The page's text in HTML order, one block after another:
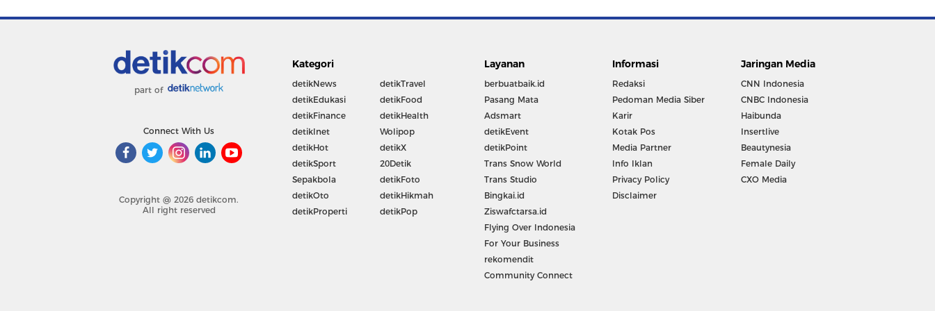
part of
Connect With Us
Copyright @ 2026 detikcom.
All right reserved
Kategori
detikNews
detikEdukasi
detikFinance
detikInet
detikHot
detikSport
Sepakbola
detikOto
detikProperti
detikTravel
detikFood
detikHealth
Wolipop
detikX
20Detik
detikFoto
detikHikmah
detikPop
Layanan
berbuatbaik.id
Pasang Mata
Adsmart
detikEvent
detikPoint
Trans Snow World
Trans Studio
Bingkai.id
Ziswafctarsa.id
Flying Over Indonesia
For Your Business
rekomendit
Community Connect
Informasi
Redaksi
Pedoman Media Siber
Karir
Kotak Pos
Media Partner
Info Iklan
Privacy Policy
Disclaimer
Jaringan Media
CNN Indonesia
CNBC Indonesia
Haibunda
Insertlive
Beautynesia
Female Daily
CXO Media